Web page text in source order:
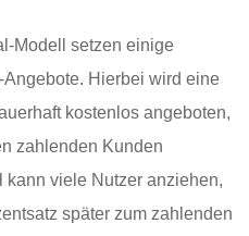
Modell setzen einige
-Angebote. Hierbei wird eine
kostenlos angeboten,
zahlenden Kunden
viele Nutzer anziehen,
später zum zahlenden